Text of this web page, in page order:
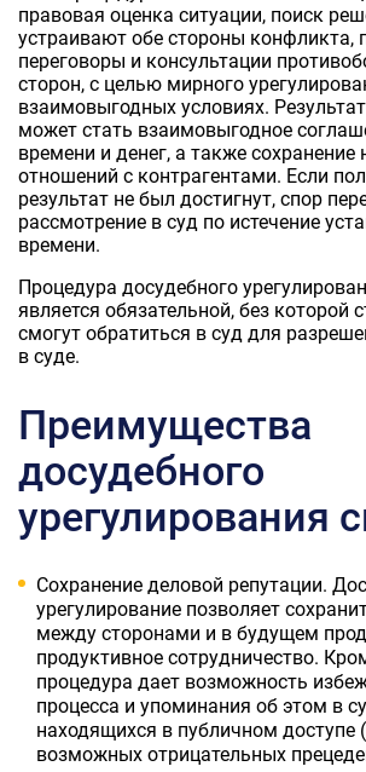
правовая оценка ситуации, поиск
устраивают обе стороны конфликта,
переговоры и консультации
сторон, с целью мирного
взаимовыгодных условиях.
может стать взаимовыгодное
времени и денег, а также
отношений с контрагентами. Если
результат не был достигнут, спор
рассмотрение в суд по истечение
времени.
Процедура досудебного
является обязательной, без которой
смогут обратиться в суд для
в суде.
Преимущества
досудебного
урегулирования
Сохранение деловой репутации.
урегулирование позволяет
между сторонами и в будущем
продуктивное сотрудничество.
процедура дает возможность
процесса и упоминания об этом в
находящихся в публичном
возможных отрицательных